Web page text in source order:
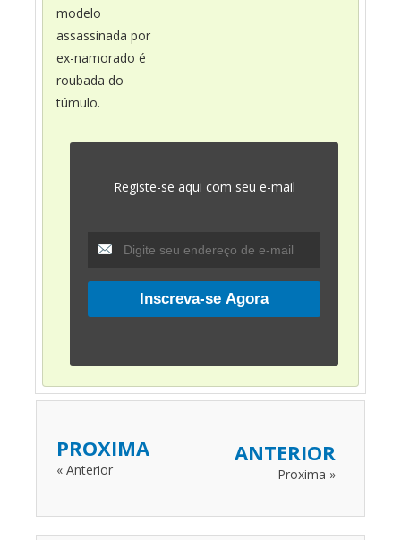
modelo
assassinada por
ex-namorado é
roubada do
túmulo.
Registe-se aqui com seu e-mail
PROXIMA
« Anterior
ANTERIOR
Proxima »